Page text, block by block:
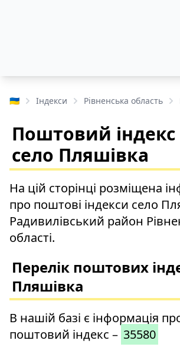
🇺🇦 Індекси Рівненська область
Поштовий індекс
село Пляшівка
На цій сторінці розміщена
про поштові індекси село
Радивилівський район
області.
Перелік поштових
Пляшівка
В нашій базі є інформація
поштовий індекс – 35580